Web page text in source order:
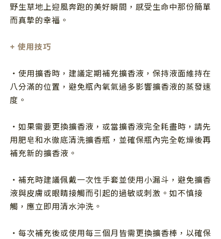
野生草地上迎風奔跑的美好瞬間，感受生命中那份簡單
而真摯的幸福。
+ 使用技巧
・使用擴香時，建議定期補充擴香液，保持液面維持在
八分滿的位置，避免瓶內氧氣過多影響擴香液的蒸發速
度。
・如果需要更換擴香液，或當擴香液完全耗盡時，請先
用肥皂和水徹底清洗擴香瓶，並確保瓶內完全乾燥後再
補充新的擴香液。
・補充時建議佩戴一次性手套並使用小漏斗，避免擴香
液與皮膚或眼睛接觸而引起的過敏或刺激。如不慎接
觸，應立即用清水沖洗。
・每次補充後或使用每三個月皆需更換擴香棒，以確保